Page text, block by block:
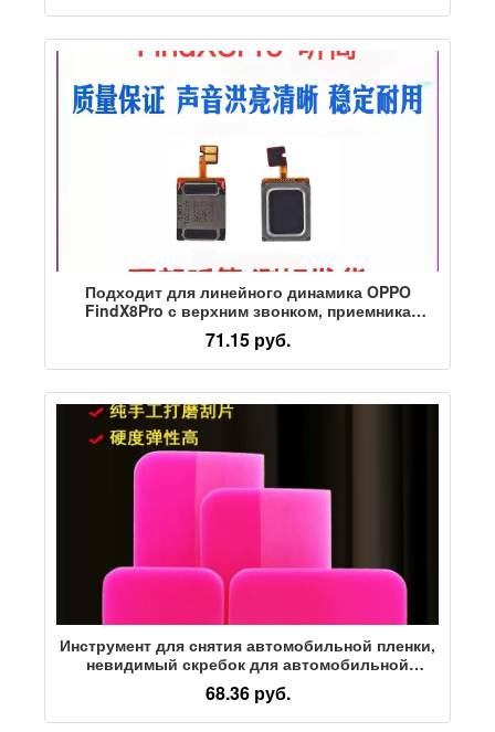
Подходит для линейного динамика OPPO
FindX8Pro с верхним звонком, приемника
модуля вызова OPPO FindX8Pro с верхним
звонком
71.15 руб.
Инструмент для снятия автомобильной пленки,
невидимый скребок для автомобильной
одежды, прозрачная пленка для стекла, скребок
для кромки бесшовной заглушки, скребок для
мягких сухожилий
68.36 руб.